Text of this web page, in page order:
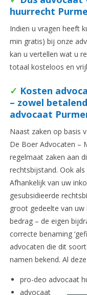
huurrecht
Indien u vragen heeft
min gratis) bij onze
kan u vertellen wat u
totaal kosteloos en
✓ Kosten
– zowel
advocaat
Naast zaken op basis
De Boer Advocaten –
regelmaat zaken aan
rechtsbijstand. Ook
Afhankelijk van uw
gesubsidieerde
groot gedeelte van
bedrag – de eigen
correcte benaming
advocaten die dit
namen bekend. Al
pro-deo advocaat
advocaat